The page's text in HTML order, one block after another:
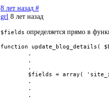
8 лет назад #
grl 8 лет назад
$fields определяется прямо в
function